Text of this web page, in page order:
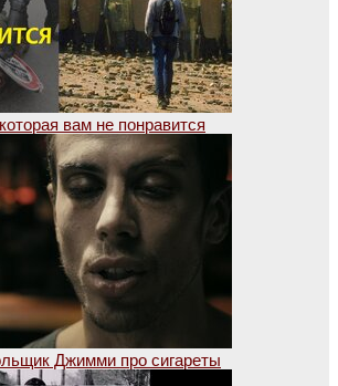
вам не понравится
Джимми про сигареты